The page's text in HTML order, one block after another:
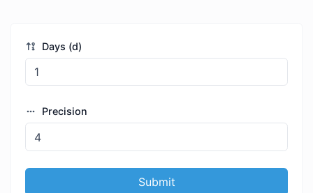
Days (d)
Precision
Submit